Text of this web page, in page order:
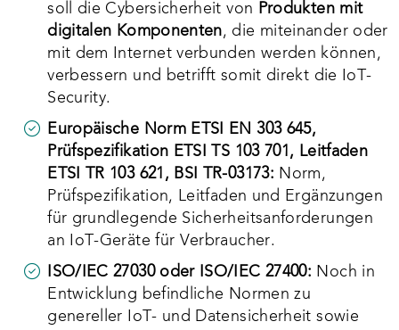
soll die Cybersicherheit von Produkten mit
digitalen Komponenten, die miteinander oder
mit dem Internet verbunden werden können,
verbessern und betrifft somit direkt die IoT-
Security.
Europäische Norm ETSI EN 303 645,
Prüfspezifikation ETSI TS 103 701, Leitfaden
ETSI TR 103 621, BSI TR-03173: Norm,
Prüfspezifikation, Leitfaden und Ergänzungen
für grundlegende Sicherheitsanforderungen
an IoT-Geräte für Verbraucher.
ISO/IEC 27030 oder ISO/IEC 27400: Noch in
Entwicklung befindliche Normen zu
genereller IoT- und Datensicherheit sowie